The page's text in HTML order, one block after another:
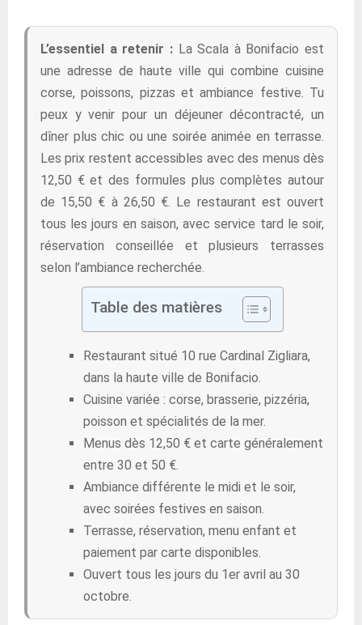
L’essentiel a retenir :La Scala à Bonifacio est
une adresse de haute ville qui combine cuisine
corse, poissons, pizzas et ambiance festive. Tu
peux y venir pour un déjeuner décontracté, un
dîner plus chic ou une soirée animée en terrasse.
Les prix restent accessibles avec des menus dès
12,50 € et des formules plus complètes autour
de 15,50 € à 26,50 €. Le restaurant est ouvert
tous les jours en saison, avec service tard le soir,
réservation conseillée et plusieurs terrasses
selon l’ambiance recherchée.
Table des matières
Restaurant situé 10 rue Cardinal Zigliara,
dans la haute ville de Bonifacio.
Cuisine variée : corse, brasserie, pizzéria,
poisson et spécialités de la mer.
Menus dès 12,50 € et carte généralement
entre 30 et 50 €.
Ambiance différente le midi et le soir,
avec soirées festives en saison.
Terrasse, réservation, menu enfant et
paiement par carte disponibles.
Ouvert tous les jours du 1er avril au 30
octobre.